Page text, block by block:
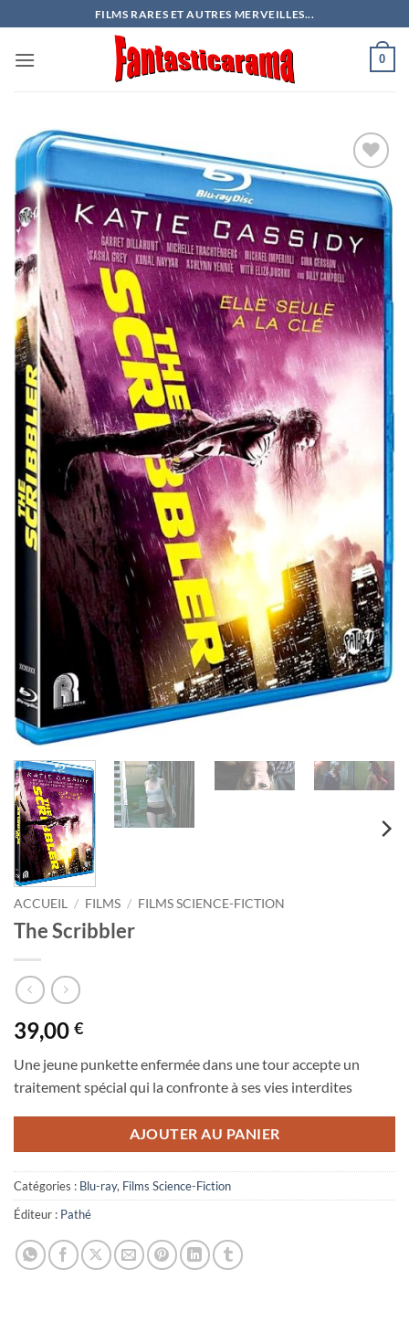
au
contenu
FILMS RARES ET AUTRES MERVEILLES...
0
Ajouter
à ma
d’envies
ACCUEIL / FILMS / FILMS SCIENCE-FICTION
The Scribbler
39,00 €
Une jeune punkette enfermée dans une tour accepte un
traitement spécial qui la confronte à ses vies interdites
AJOUTER AU PANIER
Catégories : Blu-ray, Films Science-Fiction
Éditeur : Pathé